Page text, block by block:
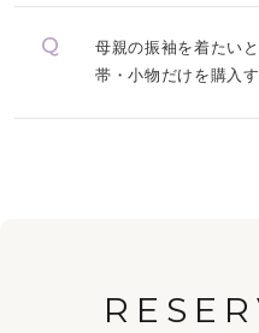
母親の振袖を着たい
帯・小物だけを購入